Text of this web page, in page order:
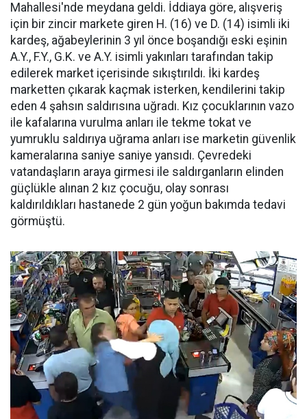
Mahallesi'nde meydana geldi. İddiaya göre, alışveriş
için bir zincir markete giren H. (16) ve D. (14) isimli iki
kardeş, ağabeylerinin 3 yıl önce boşandığı eski eşinin
A.Y., F.Y., G.K. ve A.Y. isimli yakınları tarafından takip
edilerek market içerisinde sıkıştırıldı. İki kardeş
marketten çıkarak kaçmak isterken, kendilerini takip
eden 4 şahsın saldırısına uğradı. Kız çocuklarının vazo
ile kafalarına vurulma anları ile tekme tokat ve
yumruklu saldırıya uğrama anları ise marketin güvenlik
kameralarına saniye saniye yansıdı. Çevredeki
vatandaşların araya girmesi ile saldırganların elinden
güçlükle alınan 2 kız çocuğu, olay sonrası
kaldırıldıkları hastanede 2 gün yoğun bakımda tedavi
görmüştü.